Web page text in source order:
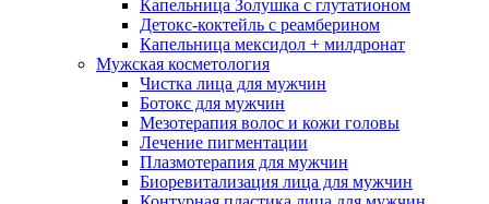
Капельница Золушка с глутатионом
Детокс-коктейль с реамберином
Капельница мексидол + милдронат
Мужская косметология
Чистка лица для мужчин
Ботокс для мужчин
Мезотерапия волос и кожи головы
Лечение пигментации
Плазмотерапия для мужчин
Биоревитализация лица для мужчин